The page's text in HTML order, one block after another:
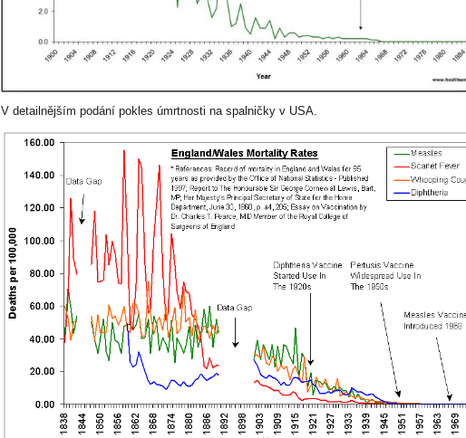
V detailnějším podání pokles úmrtnosti na spalničky v USA.